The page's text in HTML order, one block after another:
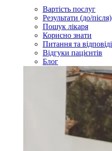
Вартість послуг
Результати (до/після)
Пошук лікаря
Корисно знати
Питання та відповіді
Відгуки пацієнтів
Блог